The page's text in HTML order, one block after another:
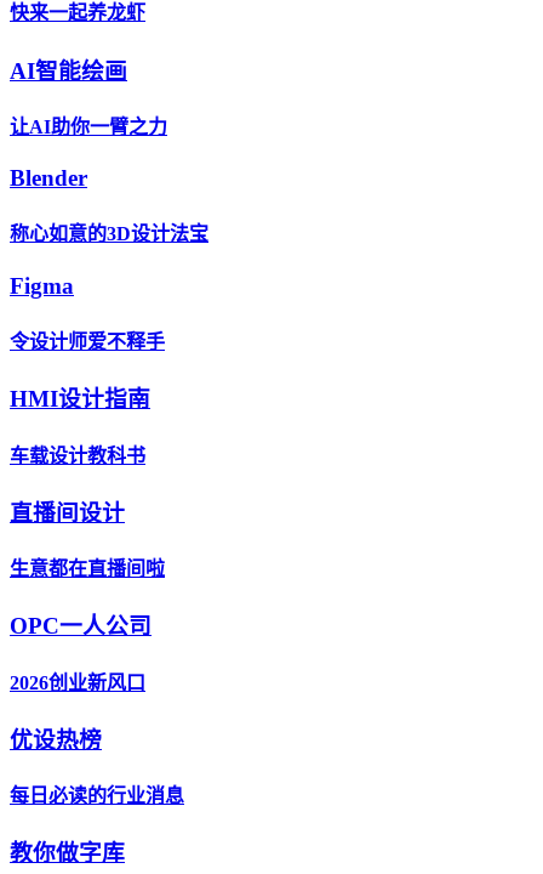
快来一起养龙虾
AI智能绘画
让AI助你一臂之力
Blender
称心如意的3D设计法宝
Figma
令设计师爱不释手
HMI设计指南
车载设计教科书
直播间设计
生意都在直播间啦
OPC一人公司
2026创业新风口
优设热榜
每日必读的行业消息
教你做字库